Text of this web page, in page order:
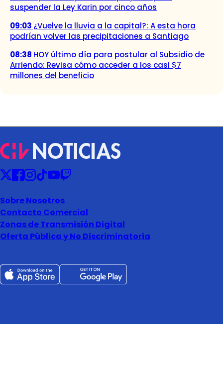
suspender la Ley Karin por cinco años
09:03 ¿Vuelve la lluvia a la capital?: A esta hora
podrían volver las precipitaciones a Santiago
08:38 HOY último día para postular al Subsidio de
Arriendo: Revisa cómo acceder a los casi $7
millones del beneficio
Sobre Nosotros
Contacto Comercial
Zonas de Transmisión Digital
Oferta Pública y No Discriminatoria